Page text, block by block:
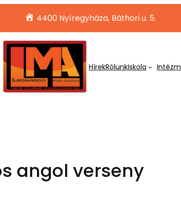
4400 Nyíregyháza, Báthori u. 5.
HírekRólunkIskola
angol verseny